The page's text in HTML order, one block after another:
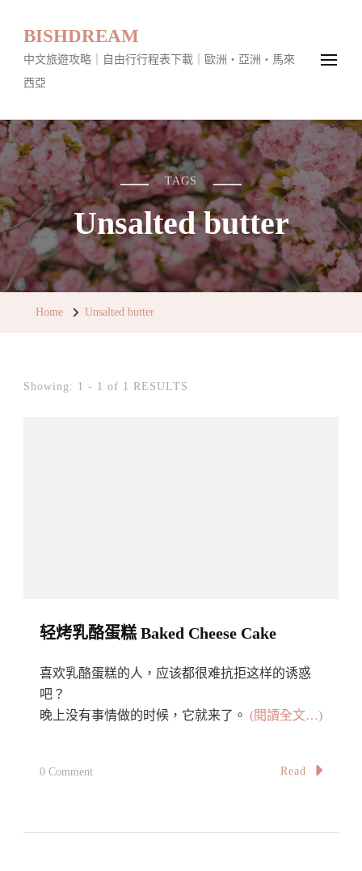
BISHDREAM
中文旅遊攻略｜自由行行程表下載｜歐洲・亞洲・馬來
西亞
TAGS
Unsalted butter
Home Unsalted butter
Showing: 1 - 1 of 1 RESULTS
轻烤乳酪蛋糕 Baked Cheese Cake
喜欢乳酪蛋糕的人，应该都很难抗拒这样的诱惑
吧？
晚上没有事情做的时候，它就来了。 (閱讀全文…)
0 CommentOn
Read